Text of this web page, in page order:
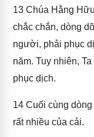
13 Chúa Hằng
chắc chắn, dòng
người, phải phục
năm. Tuy nhiên,
phục dịch.
14 Cuối cùng
rất nhiều của cải.